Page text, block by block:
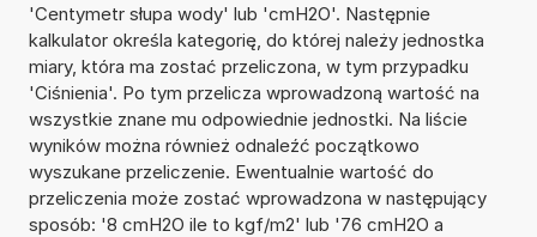
'Centymetr słupa wody' lub 'cmH2O'. Następnie
kalkulator określa kategorię, do której należy jednostka
miary, która ma zostać przeliczona, w tym przypadku
'Ciśnienia'. Po tym przelicza wprowadzoną wartość na
wszystkie znane mu odpowiednie jednostki. Na liście
wyników można również odnaleźć początkowo
wyszukane przeliczenie. Ewentualnie wartość do
przeliczenia może zostać wprowadzona w następujący
sposób: '8 cmH2O ile to kgf/m2' lub '76 cmH2O a